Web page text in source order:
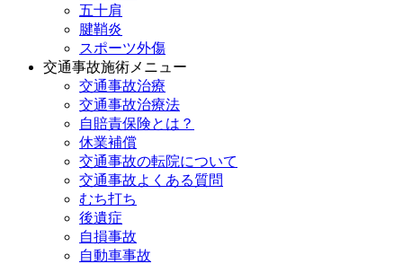
五十肩
腱鞘炎
スポーツ外傷
交通事故施術メニュー
交通事故治療
交通事故治療法
自賠責保険とは？
休業補償
交通事故の転院について
交通事故よくある質問
むち打ち
後遺症
自損事故
自動車事故